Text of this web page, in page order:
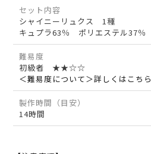
セット内容
シャイニーリュクス 1種
キュプラ63％ ポリエステル37％
難易度
初級者 ★★☆☆
＜難易度について＞詳しくはこちら
製作時間（目安）
14時間